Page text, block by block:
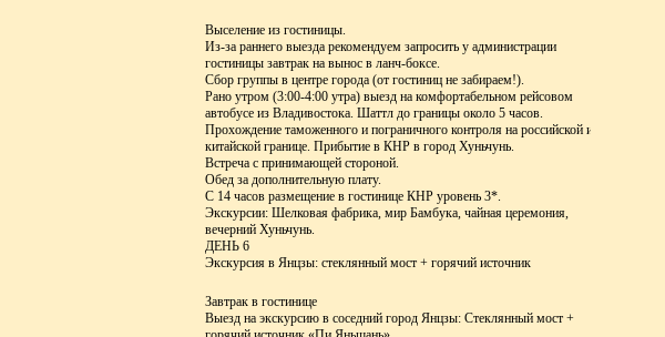
Выселение из гостиницы.
Из-за раннего выезда рекомендуем запросить у администрации
гостиницы завтрак на вынос в ланч-боксе.
Сбор группы в центре города (от гостиниц не забираем!).
Рано утром (3:00-4:00 утра) выезд на комфортабельном рейсовом
автобусе из Владивостока. Шаттл до границы около 5 часов.
Прохождение таможенного и пограничного контроля на российской и
китайской границе. Прибытие в КНР в город Хуньчунь.
Встреча с принимающей стороной.
Обед за дополнительную плату.
С 14 часов размещение в гостинице КНР уровень 3*.
Экскурсии: Шелковая фабрика, мир Бамбука, чайная церемония,
вечерний Хуньчунь.
ДЕНЬ 6
Экскурсия в Янцзы: стеклянный мост + горячий источник
Завтрак в гостинице
Выезд на экскурсию в соседний город Янцзы: Стеклянный мост +